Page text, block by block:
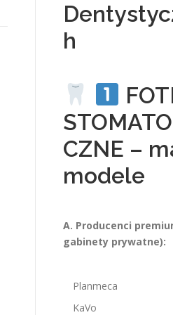
h
CZNE –
modele
A. Producenci
gabinety prywatne):
Planmeca
KaVo